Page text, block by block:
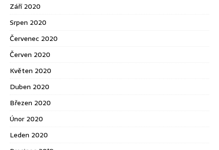
Září 2020
Srpen 2020
Červenec 2020
Červen 2020
Květen 2020
Duben 2020
Březen 2020
Únor 2020
Leden 2020